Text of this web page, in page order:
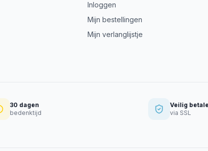
Inloggen
Mijn bestellingen
Mijn verlanglijstje
30 dagen
bedenktijd
Veilig
via SSL